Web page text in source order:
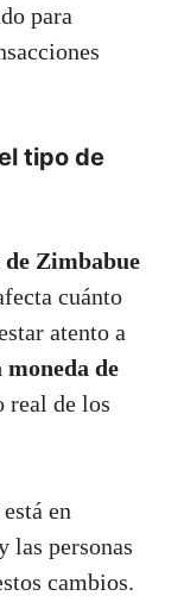
para
tipo de
Zimbabue
cuánto
atento a
de
real de los
está en
las personas
cambios.